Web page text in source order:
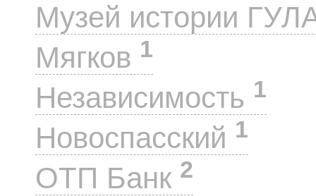
Музей истории
Мягков 1
Независимость 1
Новоспасский 1
ОТП Банк 2